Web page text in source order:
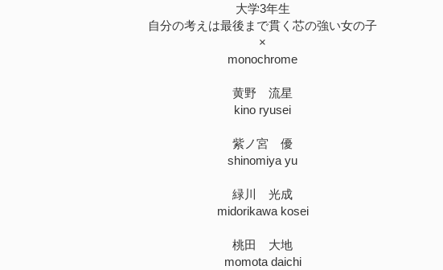
大学3年生
自分の考えは最後まで貫く芯の強い女の子
×
monochrome
黄野 流星
kino ryusei
紫ノ宮 優
shinomiya yu
緑川 光成
midorikawa kosei
桃田 大地
momota daichi